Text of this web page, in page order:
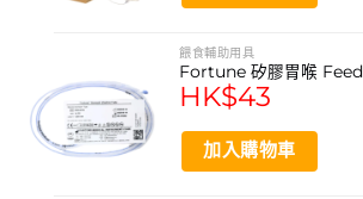
這款餵食奶袋適用於哪些營養品？
本產品專為管灌餵食設計，適用於各類
售的均衡營養飲品或特定醫療營養配方
養液適合管灌餵食。
餵食袋需要多久更換一次？
餵食輔助用具
Fortune 矽膠胃喉
HK$43
加入購物車